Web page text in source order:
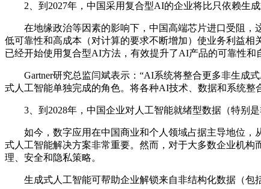
2、到2027年，中国采用复合型AI的企业将比只依赖生成
在地缘政治等因素的影响下，中国高端芯片进口受阻，这
低可靠性和高成本（对计算的要求不断增加）使业务利益
已经开始使用复合型AI方法，有效提升了AI产品的可靠性和
Gartner研究总监闫斌表示：“AI系统将整合更多非生成式
式人工智能单独完成的角色。将各种AI技术、数据和系统
3、到2028年，中国企业对人工智能就绪型数据（特别是
如今，数字应用在中国商业和个人领域占据主导地位，
式人工智能解决方案非常重要。然而，对于大多数企业机
理、安全和隐私策略。
生成式人工智能可帮助企业解锁来自非结构化数据（包